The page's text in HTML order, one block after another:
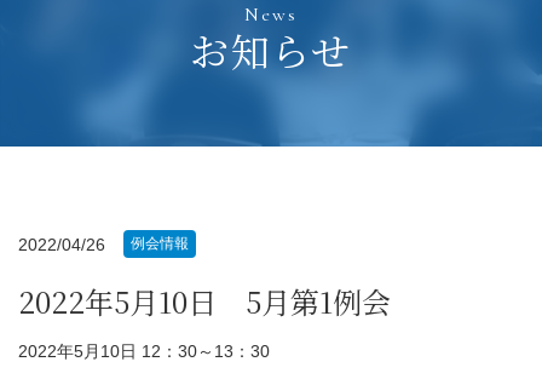
News
お知らせ
2022/04/26 例会情報
2022年5月10日 5月第1例会
2022年5月10日 12：30～13：30